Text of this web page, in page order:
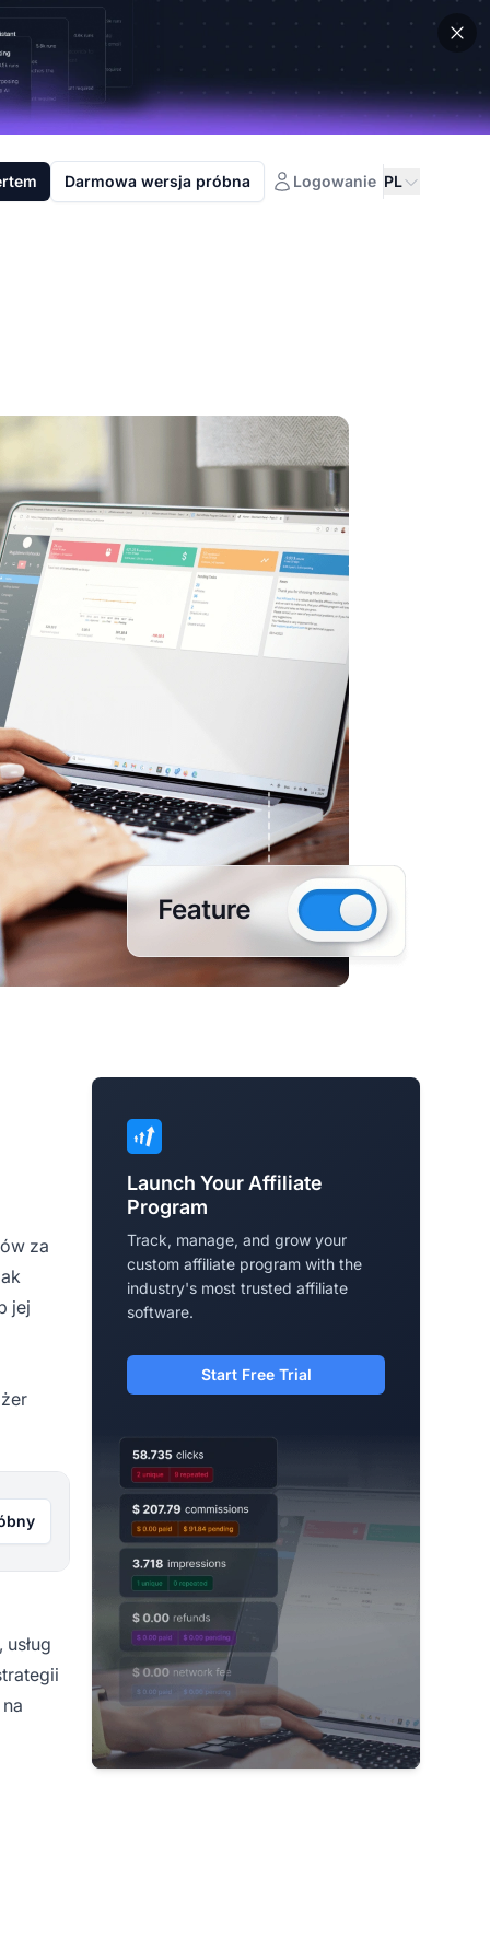
Darmowa wersja próbna Logowanie PL
za
jej
Launch Your Affiliate
Program
Track, manage, and grow your
custom affiliate program with the
industry's most trusted affiliate
software.
Start Free Trial